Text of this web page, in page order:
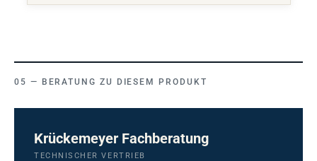
BERATUNG ZU DIESEM PRODUKT
Krückemeyer Fachberatung
TECHNISCHER VERTRIEB